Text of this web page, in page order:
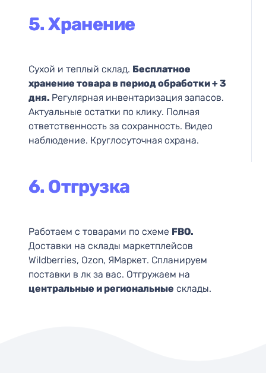
5. Хранение
Сухой и теплый склад. Бесплатное
хранение товара в период обработки + 3
дня. Регулярная инвентаризация запасов.
Актуальные остатки по клику. Полная
ответственность за сохранность. Видео
наблюдение. Круглосуточная охрана.
6. Отгрузка
Работаем с товарами по схеме FBO.
Доставки на склады маркетплейсов
Wildberries, Ozon, ЯМаркет. Спланируем
поставки в лк за вас. Отгружаем на
центральные и региональные склады.